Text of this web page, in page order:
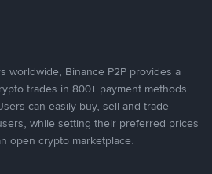
worldwide, Binance P2P provides a
trades in 800+ payment methods
can easily buy, sell and trade
while setting their preferred prices
open crypto marketplace.